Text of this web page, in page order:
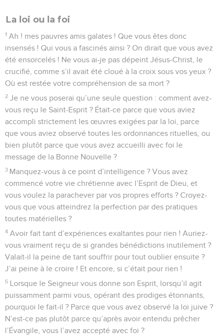
La loi ou la foi
1 Ah ! mes pauvres amis galates ! Que vous êtes donc
insensés ! Qui vous a fascinés ainsi ? On dirait que vous avez
été ensorcelés ! Ne vous ai-je pas dépeint Jésus-Christ, le
crucifié, comme s’il avait été cloué à la croix sous vos yeux ?
Où est restée votre compréhension de sa mort ?
2 Je ne vous poserai qu’une seule question : comment avez-
vous reçu le Saint-Esprit ? Était-ce parce que vous aviez
accompli strictement les œuvres exigées par la loi, parce
que vous aviez observé toutes les ordonnances rituelles, ou
bien plutôt parce que vous avez accueilli avec foi le
message de la Bonne Nouvelle ?
3 Manquez-vous à ce point d’intelligence ? Vous avez
commencé votre vie chrétienne avec l’Esprit de Dieu, et
vous voulez la parachever par vos propres efforts ? Croyez-
vous que vous atteindrez la perfection par des pratiques
toutes matérielles ?
4 Avoir fait tant d’expériences exaltantes pour rien ! Auriez-
vous vraiment reçu de si grandes bénédictions inutilement ?
Valait-il la peine de tant souffrir pour tout oublier ensuite ?
J’ai peine à le croire ! Et encore, si c’était pour rien !
5 Lorsque le Seigneur vous donne son Esprit, lorsqu’il agit
puissamment parmi vous, opérant des prodiges étonnants,
pourquoi le fait-il ? Parce que vous avez observé la loi juive ?
N’est-ce pas plutôt parce qu’après avoir entendu prêcher
l’Évangile, vous l’avez accepté avec foi ?